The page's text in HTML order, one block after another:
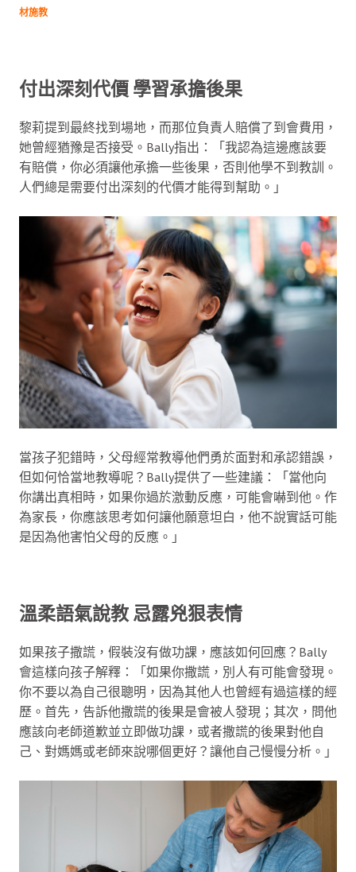
材施教
付出深刻代價 學習承擔後果
黎莉提到最終找到場地，而那位負責人賠償了到會費用，
她曾經猶豫是否接受。Bally指出：「我認為這邊應該要
有賠償，你必須讓他承擔一些後果，否則他學不到教訓。
人們總是需要付出深刻的代價才能得到幫助。」
當孩子犯錯時，父母經常教導他們勇於面對和承認錯誤，
但如何恰當地教導呢？Bally提供了一些建議：「當他向
你講出真相時，如果你過於激動反應，可能會嚇到他。作
為家長，你應該思考如何讓他願意坦白，他不說實話可能
是因為他害怕父母的反應。」
溫柔語氣說教 忌露兇狠表情
如果孩子撒謊，假裝沒有做功課，應該如何回應？Bally
會這樣向孩子解釋：「如果你撒謊，別人有可能會發現。
你不要以為自己很聰明，因為其他人也曾經有過這樣的經
歷。首先，告訴他撒謊的後果是會被人發現；其次，問他
應該向老師道歉並立即做功課，或者撒謊的後果對他自
己、對媽媽或老師來說哪個更好？讓他自己慢慢分析。」